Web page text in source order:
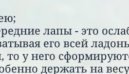
лапы - это
его всей
то у него
держать на